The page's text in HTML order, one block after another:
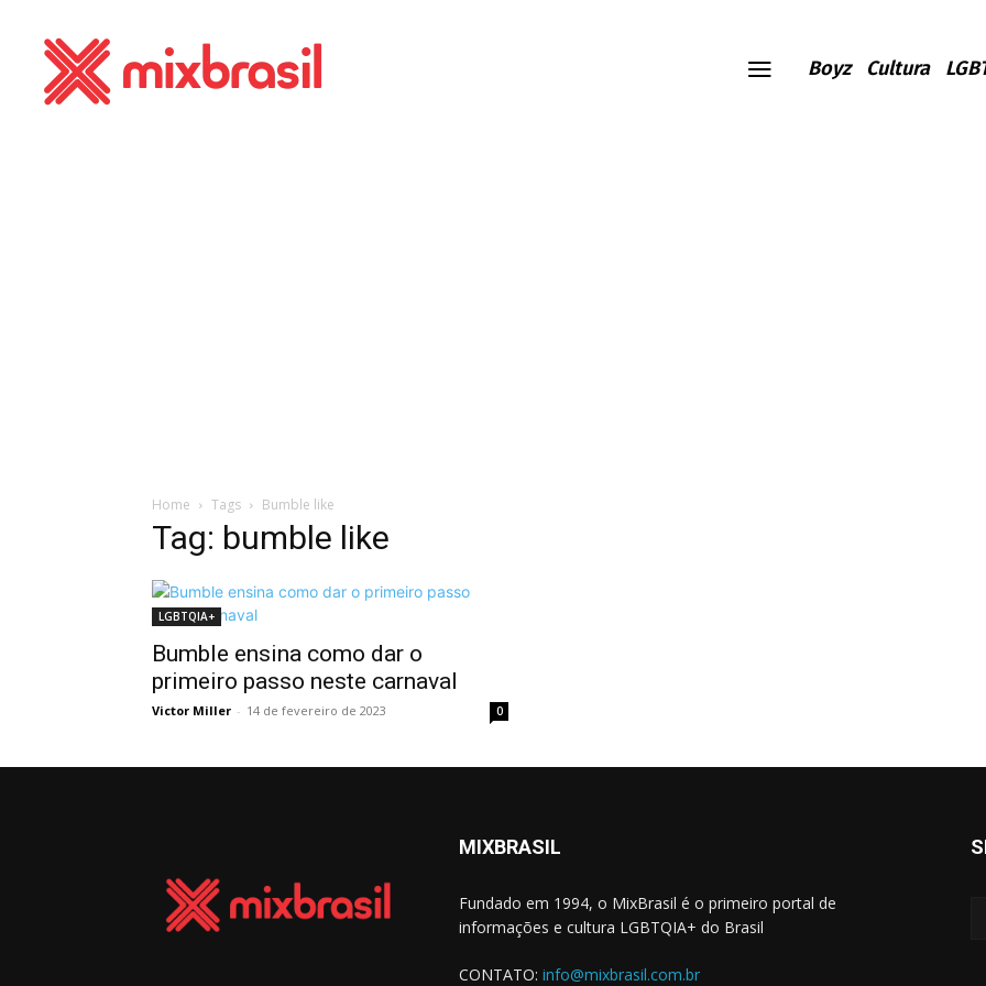
Boyz Cultura
Home Tags Bumble like
Tag: bumble like
LGBTQIA+
Bumble ensina como dar o
primeiro passo neste carnaval
Victor Miller - 14 de fevereiro de 2023 0
MIXBRASIL
Fundado em 1994, o MixBrasil é o primeiro portal de
informações e cultura LGBTQIA+ do Brasil
CONTATO: info@mixbrasil.com.br